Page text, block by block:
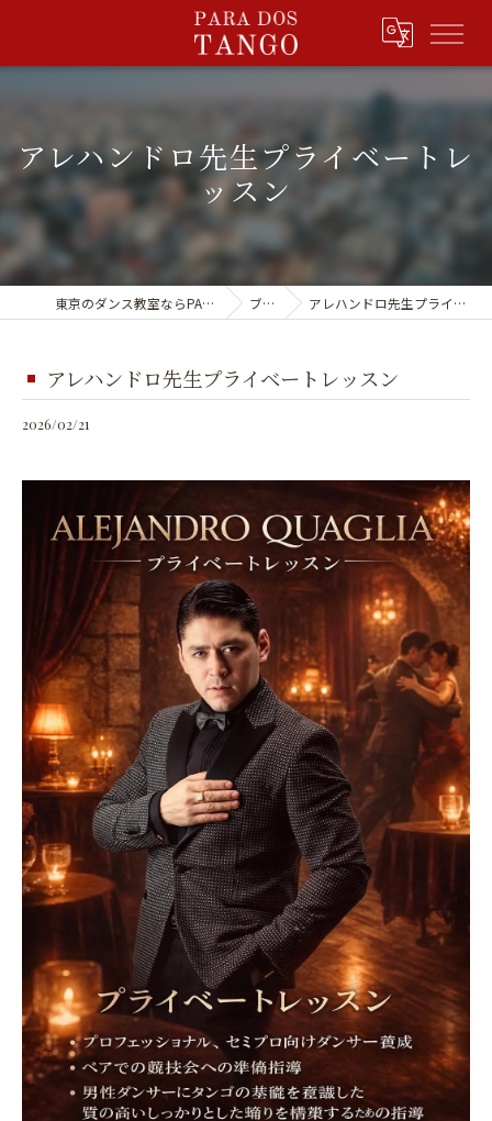
アレハンドロ先生プライベートレ
ッスン
東京のダンス教室ならPARA DOS TANGO ブログ アレハンドロ先生プライベートレッスン
アレハンドロ先生プライベートレッスン
2026/02/21